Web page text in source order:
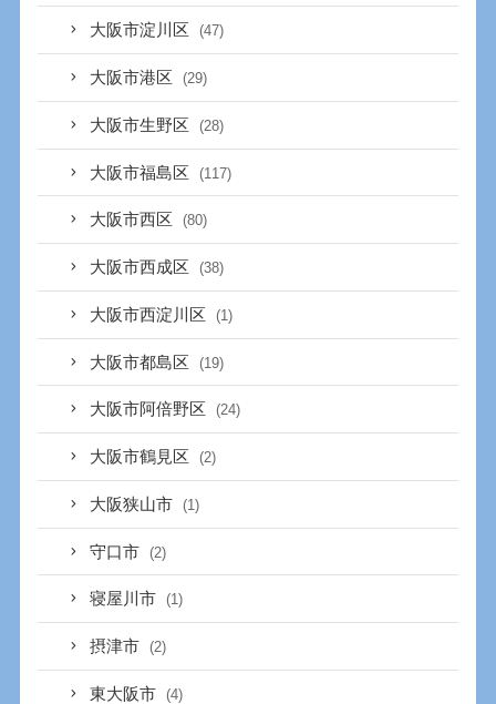
大阪市淀川区 (47)
大阪市港区 (29)
大阪市生野区 (28)
大阪市福島区 (117)
大阪市西区 (80)
大阪市西成区 (38)
大阪市西淀川区 (1)
大阪市都島区 (19)
大阪市阿倍野区 (24)
大阪市鶴見区 (2)
大阪狭山市 (1)
守口市 (2)
寝屋川市 (1)
摂津市 (2)
東大阪市 (4)